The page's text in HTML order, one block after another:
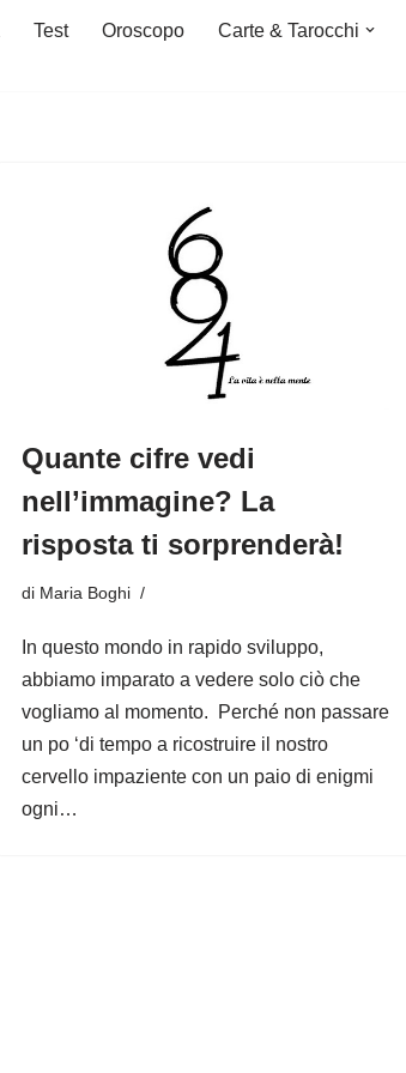
Test Oroscopo Carte & Tarocchi
Quante cifre vedi
nell’immagine? La
risposta ti sorprenderà!
di Maria Boghi
In questo mondo in rapido sviluppo,
abbiamo imparato a vedere solo ciò che
vogliamo al momento. Perché non passare
un po ‘di tempo a ricostruire il nostro
cervello impaziente con un paio di enigmi
ogni…